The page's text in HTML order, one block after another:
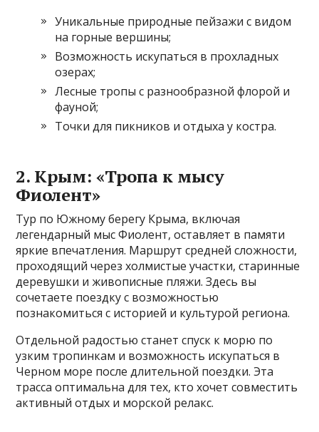
Уникальные природные пейзажи с видом
на горные вершины;
Возможность искупаться в прохладных
озерах;
Лесные тропы с разнообразной флорой и
фауной;
Точки для пикников и отдыха у костра.
2. Крым: «Тропа к мысу
Фиолент»
Тур по Южному берегу Крыма, включая
легендарный мыс Фиолент, оставляет в памяти
яркие впечатления. Маршрут средней сложности,
проходящий через холмистые участки, старинные
деревушки и живописные пляжи. Здесь вы
сочетаете поездку с возможностью
познакомиться с историей и культурой региона.
Отдельной радостью станет спуск к морю по
узким тропинкам и возможность искупаться в
Черном море после длительной поездки. Эта
трасса оптимальна для тех, кто хочет совместить
активный отдых и морской релакс.